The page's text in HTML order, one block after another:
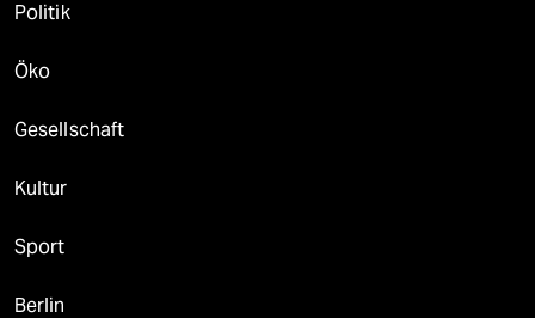
Politik
Öko
Gesellschaft
Kultur
Sport
Berlin